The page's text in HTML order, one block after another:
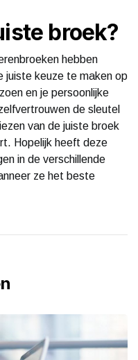
broek?
hebben
juiste keuze te maken op
en je persoonlijke
de sleutel
van de juiste broek
Hopelijk heeft deze
in de verschillende
ze het beste